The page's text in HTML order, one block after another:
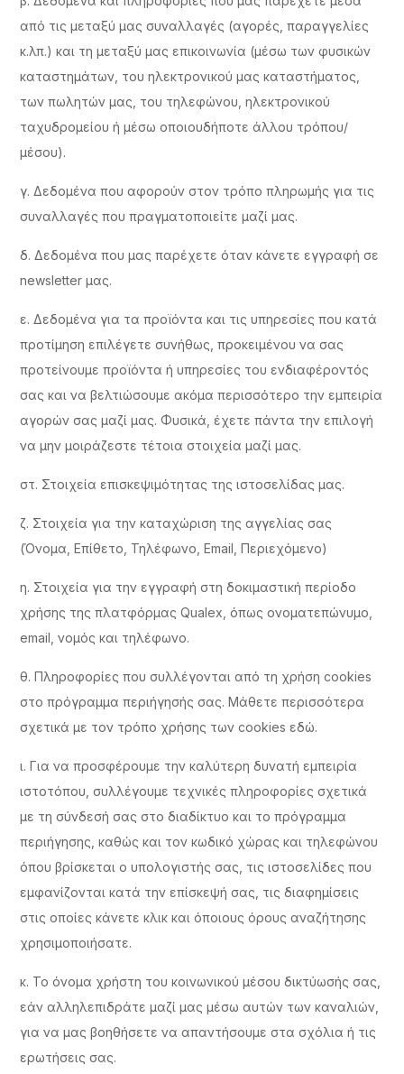
από τις μεταξύ μας συναλλαγές (αγορές, παραγγελίες
κ.λπ.) και τη μεταξύ μας επικοινωνία (μέσω των φυσικών
καταστημάτων, του ηλεκτρονικού μας καταστήματος,
των πωλητών μας, του τηλεφώνου, ηλεκτρονικού
ταχυδρομείου ή μέσω οποιουδήποτε άλλου τρόπου/
μέσου).
γ. Δεδομένα που αφορούν στον τρόπο πληρωμής για τις
συναλλαγές που πραγματοποιείτε μαζί μας.
δ. Δεδομένα που μας παρέχετε όταν κάνετε εγγραφή σε
newsletter μας.
ε. Δεδομένα για τα προϊόντα και τις υπηρεσίες που κατά
προτίμηση επιλέγετε συνήθως, προκειμένου να σας
προτείνουμε προϊόντα ή υπηρεσίες του ενδιαφέροντός
σας και να βελτιώσουμε ακόμα περισσότερο την εμπειρία
αγορών σας μαζί μας. Φυσικά, έχετε πάντα την επιλογή
να μην μοιράζεστε τέτοια στοιχεία μαζί μας.
στ. Στοιχεία επισκεψιμότητας της ιστοσελίδας μας.
ζ. Στοιχεία για την καταχώριση της αγγελίας σας
(Όνομα, Επίθετο, Τηλέφωνο, Email, Περιεχόμενο)
η. Στοιχεία για την εγγραφή στη δοκιμαστική περίοδο
χρήσης της πλατφόρμας Qualex, όπως ονοματεπώνυμο,
email, νομός και τηλέφωνο.
θ. Πληροφορίες που συλλέγονται από τη χρήση cookies
στο πρόγραμμα περιήγησής σας. Μάθετε περισσότερα
σχετικά με τον τρόπο χρήσης των cookies εδώ.
ι. Για να προσφέρουμε την καλύτερη δυνατή εμπειρία
ιστοτόπου, συλλέγουμε τεχνικές πληροφορίες σχετικά
με τη σύνδεσή σας στο διαδίκτυο και το πρόγραμμα
περιήγησης, καθώς και τον κωδικό χώρας και τηλεφώνου
όπου βρίσκεται ο υπολογιστής σας, τις ιστοσελίδες που
εμφανίζονται κατά την επίσκεψή σας, τις διαφημίσεις
στις οποίες κάνετε κλικ και όποιους όρους αναζήτησης
χρησιμοποιήσατε.
κ. Το όνομα χρήστη του κοινωνικού μέσου δικτύωσής σας,
εάν αλληλεπιδράτε μαζί μας μέσω αυτών των καναλιών,
για να μας βοηθήσετε να απαντήσουμε στα σχόλια ή τις
ερωτήσεις σας.